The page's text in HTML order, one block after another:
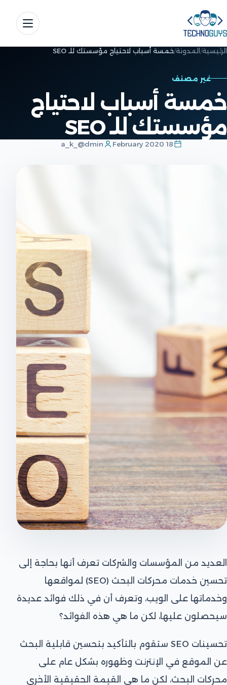
الرئيسية المدونة خمسة أسباب لاحتياج مؤسستك للـ SEO
غير مصنف
خمسة أسباب لاحتياج
مؤسستك للـ SEO
18 February 2020
a_k_@dmin
العديد من المؤسسات والشركات تعرف أنها بحاجة إلى
تحسين خدمات محركات البحث (SEO) لمواقعها
وخدماتها على الويب، وتعرف أن في ذلك فوائد عديدة
سيحصلون عليها، لكن ما هي هذه الفوائد؟
تحسينات SEO ستقوم بالتأكيد بتحسين قابلية البحث
عن الموقع في الإنترنت وظهوره بشكل عام على
محركات البحث، لكن ما هي القيمة الحقيقية الأخرى